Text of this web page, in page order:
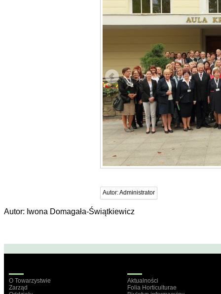
Autor:Administrator
Autor: Iwona Domagała-Świątkiewicz
O Towarzystwie
Zarząd
Aktualności
Folia Horticulturae